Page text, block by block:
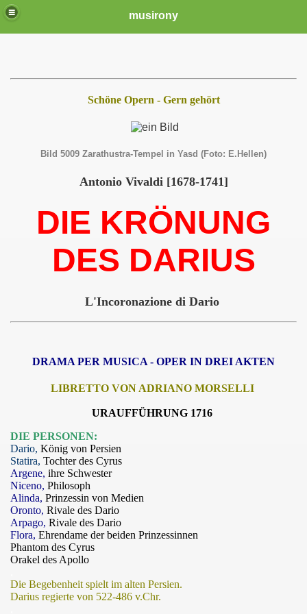
musirony
Schöne Opern - Gern gehört
Bild 5009 Zarathustra-Tempel in Yasd (Foto: E.Hellen)
Antonio Vivaldi [1678-1741]
DIE KRÖNUNG
DES DARIUS
L'Incoronazione di Dario
DRAMA PER MUSICA - OPER IN DREI AKTEN
LIBRETTO VON ADRIANO MORSELLI
URAUFFÜHRUNG 1716
DIE PERSONEN:
Dario, König von Persien
Statira, Tochter des Cyrus
Argene, ihre Schwester
Niceno, Philosoph
Alinda, Prinzessin von Medien
Oronto, Rivale des Dario
Arpago, Rivale des Dario
Flora, Ehrendame der beiden Prinzessinnen
Phantom des Cyrus
Orakel des Apollo
Die Begebenheit spielt im alten Persien.
Darius regierte von 522-486 v.Chr.